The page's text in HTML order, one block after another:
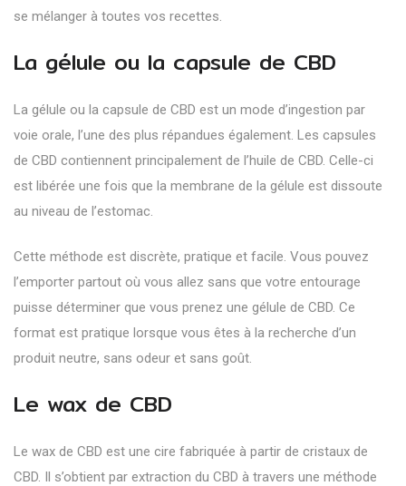
se mélanger à toutes vos recettes.
La gélule ou la capsule de CBD
La gélule ou la capsule de CBD est un mode d’ingestion par
voie orale, l’une des plus répandues également. Les capsules
de CBD contiennent principalement de l’huile de CBD. Celle-ci
est libérée une fois que la membrane de la gélule est dissoute
au niveau de l’estomac.
Cette méthode est discrète, pratique et facile. Vous pouvez
l’emporter partout où vous allez sans que votre entourage
puisse déterminer que vous prenez une gélule de CBD. Ce
format est pratique lorsque vous êtes à la recherche d’un
produit neutre, sans odeur et sans goût.
Le wax de CBD
Le wax de CBD est une cire fabriquée à partir de cristaux de
CBD. Il s’obtient par extraction du CBD à travers une méthode